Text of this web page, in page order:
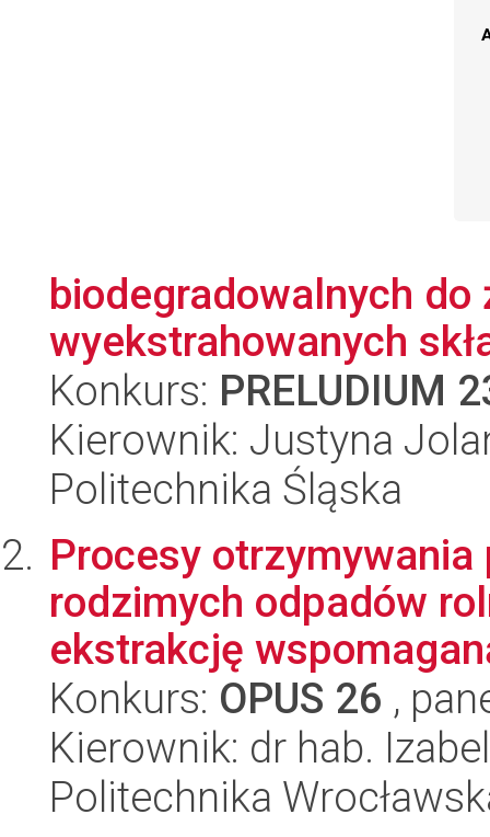
biodegradowalnych do
wyekstrahowanych
Konkurs: PRELUDIUM
Kierownik: Justyna
Politechnika Śląska
Procesy
rodzimych odpadów
ekstrakcję
Konkurs: OPUS 26 ,
Kierownik: dr hab.
Politechnika